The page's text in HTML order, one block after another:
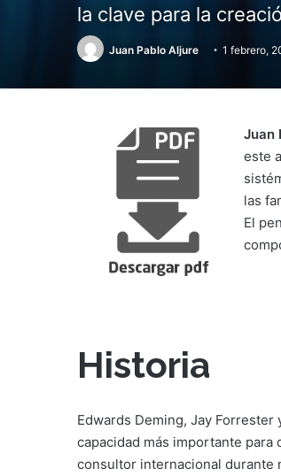
la clave para la
Juan Pablo Aljure 1 febrero,
Juan
este
las
El
Historia
Edwards Deming, Jay
capacidad más importante
consultor internacional durante